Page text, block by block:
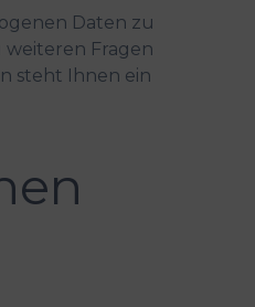
Daten zu
weiteren Fragen
steht Ihnen ein